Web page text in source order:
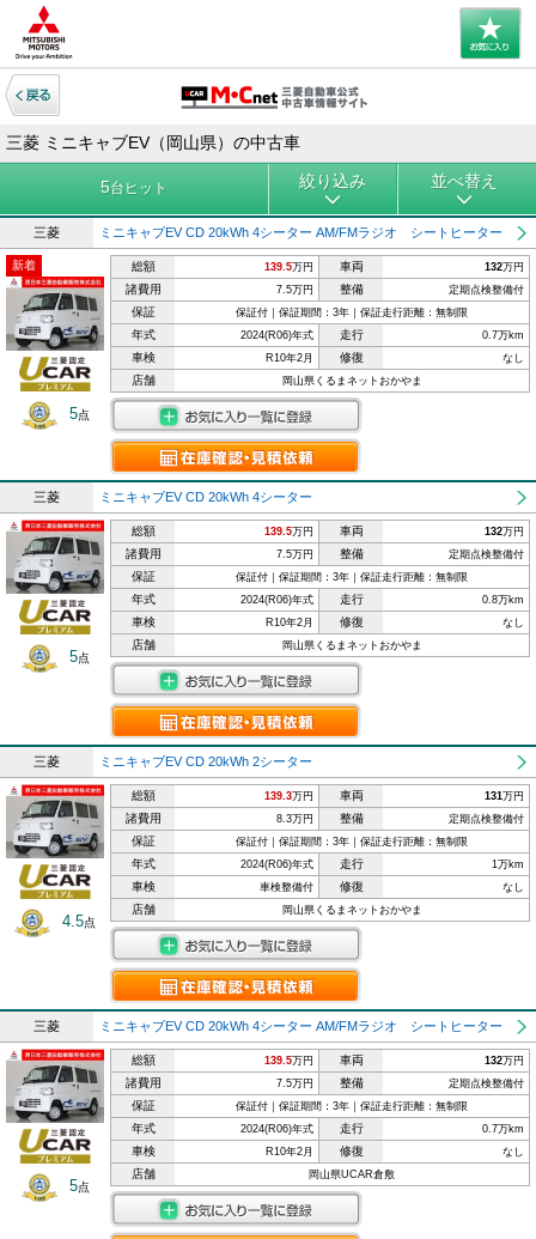
三菱 ミニキャブEV（岡山県）の中古車
5台ヒット 絞り込み 並べ替え
三菱 ミニキャブEV CD 20kWh 4シーター AM/FMラジオ シートヒーター
新着
5点
総額 139.5万円 車両 132万円
諸費用 7.5万円 整備 定期点検整備付
保証 保証付｜保証期間：3年｜保証走行距離：無制限
年式 2024(R06)年式 走行 0.7万km
車検 R10年2月 修復 なし
店舗 岡山県くるまネットおかやま
三菱 ミニキャブEV CD 20kWh 4シーター
5点
総額 139.5万円 車両 132万円
諸費用 7.5万円 整備 定期点検整備付
保証 保証付｜保証期間：3年｜保証走行距離：無制限
年式 2024(R06)年式 走行 0.8万km
車検 R10年2月 修復 なし
店舗 岡山県くるまネットおかやま
三菱 ミニキャブEV CD 20kWh 2シーター
4.5点
総額 139.3万円 車両 131万円
諸費用 8.3万円 整備 定期点検整備付
保証 保証付｜保証期間：3年｜保証走行距離：無制限
年式 2024(R06)年式 走行 1万km
車検 車検整備付 修復 なし
店舗 岡山県くるまネットおかやま
三菱 ミニキャブEV CD 20kWh 4シーター AM/FMラジオ シートヒーター
5点
総額 139.5万円 車両 132万円
諸費用 7.5万円 整備 定期点検整備付
保証 保証付｜保証期間：3年｜保証走行距離：無制限
年式 2024(R06)年式 走行 0.7万km
車検 R10年2月 修復 なし
店舗 岡山県UCAR倉敷